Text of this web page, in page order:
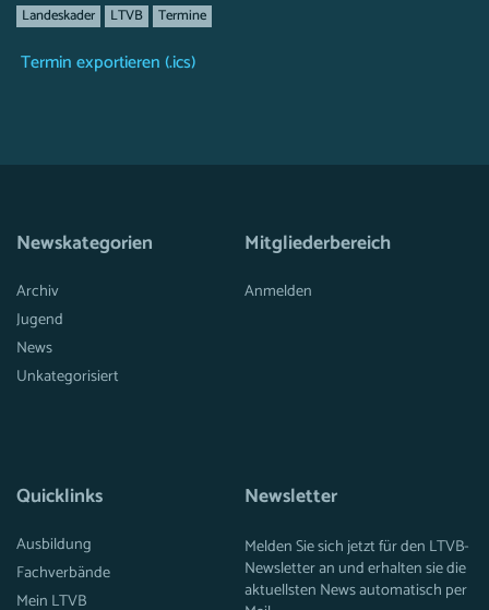
Landeskader LTVB Termine
Termin exportieren (.ics)
Newskategorien
Archiv
Jugend
News
Unkategorisiert
Mitgliederbereich
Anmelden
Quicklinks
Ausbildung
Fachverbände
Mein LTVB
Newsletter
Melden Sie sich jetzt für den LTVB-
Newsletter an und erhalten sie die
aktuellsten News automatisch per